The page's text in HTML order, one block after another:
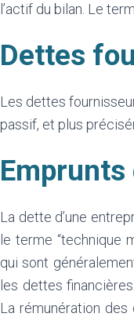
l’actif du bilan. Le
Dettes
Les dettes
passif, et plus
La dette d’une
le terme “technique
qui sont
les dettes
La rémunération